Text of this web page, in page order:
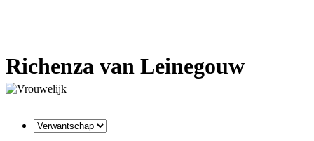
Richenza van Leinegouw